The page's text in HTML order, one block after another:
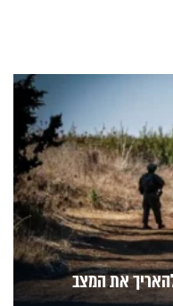
את המצב